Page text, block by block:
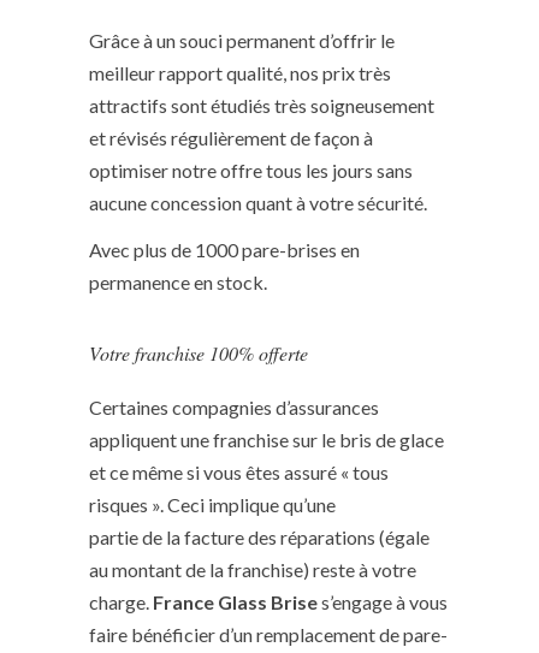
Grâce à un souci permanent d’offrir le
meilleur rapport qualité, nos prix très
attractifs sont étudiés très soigneusement
et révisés régulièrement de façon à
optimiser notre offre tous les jours sans
aucune concession quant à votre sécurité.
Avec plus de 1000 pare-brises en
permanence en stock.
Votre franchise 100% offerte
Certaines compagnies d’assurances
appliquent une franchise sur le bris de glace
et ce même si vous êtes assuré « tous
risques ». Ceci implique qu’une
partie de la facture des réparations (égale
au montant de la franchise) reste à votre
charge. France Glass Brises’engage à vous
faire bénéficier d’un remplacement de pare-